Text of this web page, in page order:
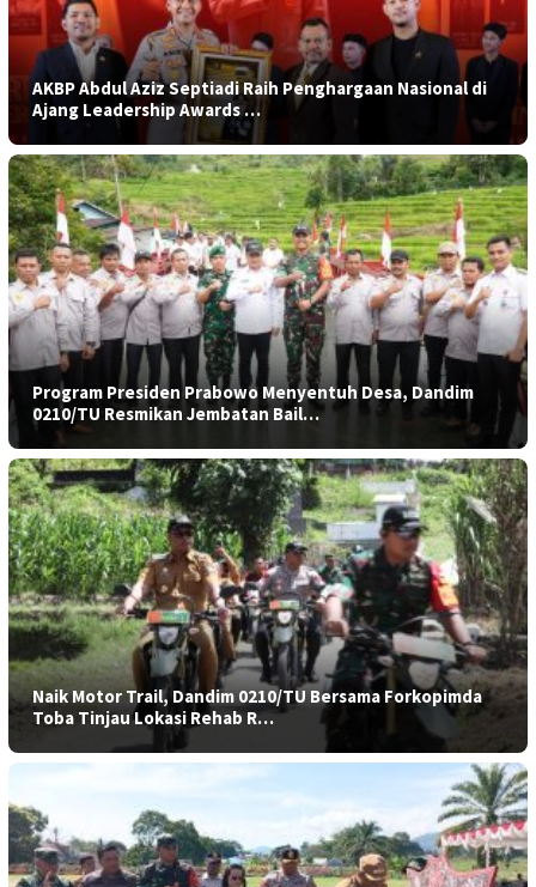
AKBP Abdul Aziz Septiadi Raih Penghargaan Nasional di
Ajang Leadership Awards …
Program Presiden Prabowo Menyentuh Desa, Dandim
0210/TU Resmikan Jembatan Bail…
Naik Motor Trail, Dandim 0210/TU Bersama Forkopimda
Toba Tinjau Lokasi Rehab R…